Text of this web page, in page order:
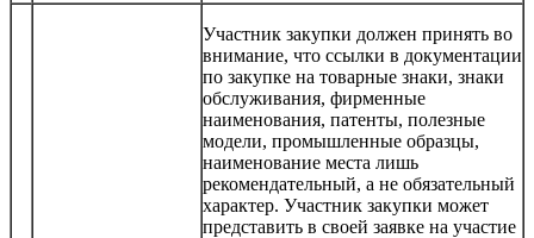
Участник закупки должен принять во
внимание, что ссылки в документации
по закупке на товарные знаки, знаки
обслуживания, фирменные
наименования, патенты, полезные
модели, промышленные образцы,
наименование места лишь
рекомендательный, а не обязательный
характер. Участник закупки может
представить в своей заявке на участие